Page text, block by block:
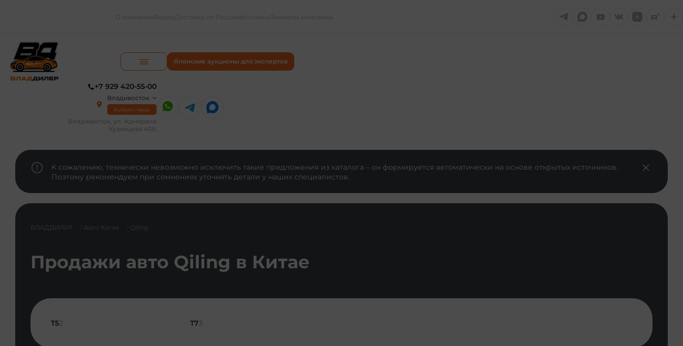
Японские аукционы для экспертов
+7 929 420-55-00
Владивосток
Выбрать город
Владивосток, ул. Адмирала
Кузнецова 40Б
К сожалению, технически невозможно исключить такие предложения из каталога – он формируется автоматически на основе открытых источников.
Поэтому рекомендуем при сомнениях уточнять детали у наших специалистов.
ВЛАДДИЛЕР Авто Китая Qiling
Продажи авто Qiling в Китае
T52 T73